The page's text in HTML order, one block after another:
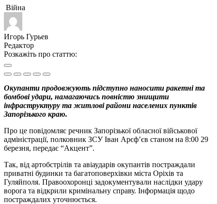
Війна
Игорь Гурьев
Редактор
Розкажіть про статтю:
Окупанти продовжують підступно наносити ракетні та
бомбові удари, намагаючись повністю знищити
інфраструктуру та житлові райони населених пунктів
Запорізького краю.
Про це повідомляє речник Запорізької обласної військової
адміністрації, полковник ЗСУ Іван Арєф’єв станом на 8:00 29
березня, передає “Акцент”.
Так, від артобстрілів та авіаударів окупантів постраждали
приватні будинки та багатоповерхівки міста Оріхів та
Гуляйполя. Правоохоронці задокументували наслідки удару
ворога та відкрили кримінальну справу. Інформація щодо
постраждалих уточнюється.